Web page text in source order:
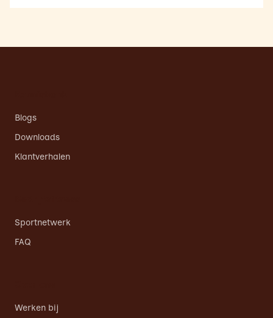
Blogs
Downloads
Klantverhalen
Sportnetwerk
FAQ
Werken bij